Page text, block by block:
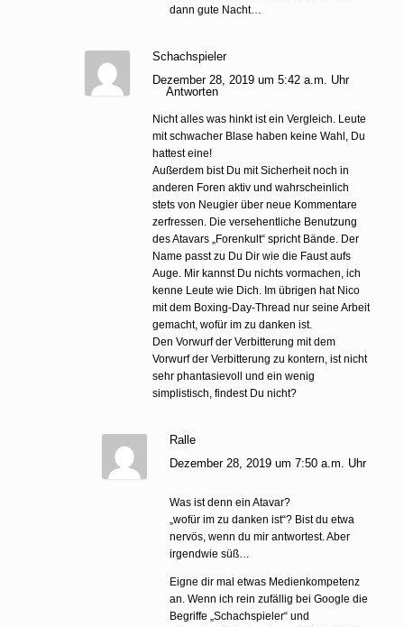
dann gute Nacht…
Schachspieler
Dezember 28, 2019 um 5:42 a.m. Uhr
Antworten
Nicht alles was hinkt ist ein Vergleich. Leute
mit schwacher Blase haben keine Wahl, Du
hattest eine!
Außerdem bist Du mit Sicherheit noch in
anderen Foren aktiv und wahrscheinlich
stets von Neugier über neue Kommentare
zerfressen. Die versehentliche Benutzung
des Atavars „Forenkult“ spricht Bände. Der
Name passt zu Du Dir wie die Faust aufs
Auge. Mir kannst Du nichts vormachen, ich
kenne Leute wie Dich. Im übrigen hat Nico
mit dem Boxing-Day-Thread nur seine Arbeit
gemacht, wofür im zu danken ist.
Den Vorwurf der Verbitterung mit dem
Vorwurf der Verbitterung zu kontern, ist nicht
sehr phantasievoll und ein wenig
simplistisch, findest Du nicht?
Ralle
Dezember 28, 2019 um 7:50 a.m. Uhr
Was ist denn ein Atavar?
„wofür im zu danken ist“? Bist du etwa
nervös, wenn du mir antwortest. Aber
irgendwie süß…
Eigne dir mal etwas Medienkompetenz
an. Wenn ich rein zufällig bei Google die
Begriffe „Schachspieler“ und